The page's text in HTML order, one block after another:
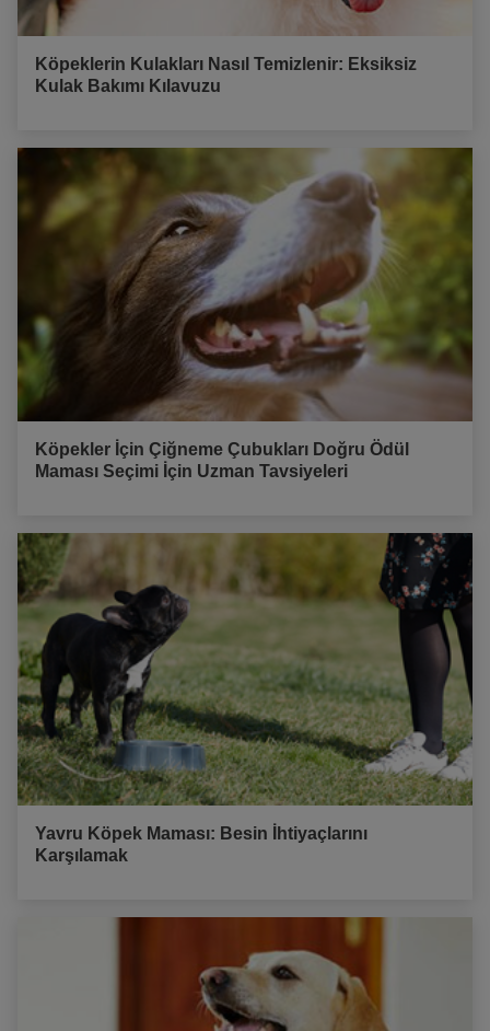
Köpeklerin Kulakları Nasıl Temizlenir: Eksiksiz
Kulak Bakımı Kılavuzu
Köpekler İçin Çiğneme Çubukları Doğru Ödül
Maması Seçimi İçin Uzman Tavsiyeleri
Yavru Köpek Maması: Besin İhtiyaçlarını
Karşılamak